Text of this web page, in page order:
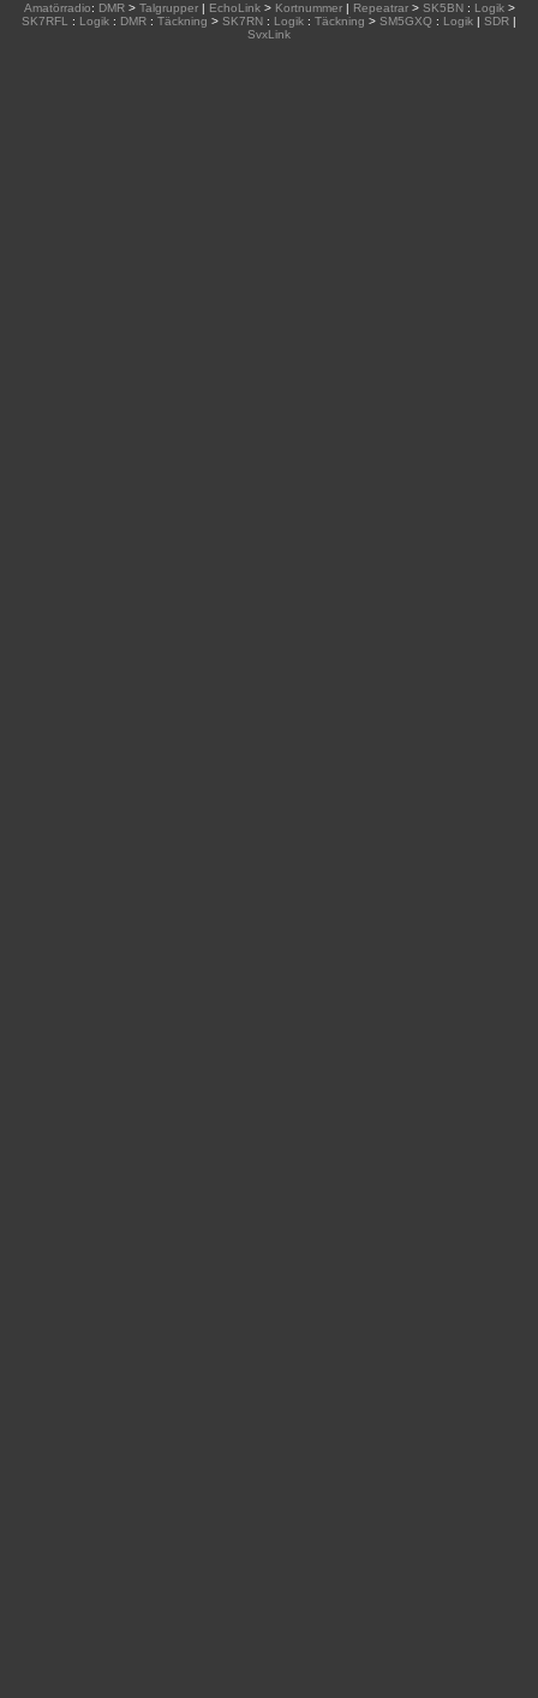
Amatörradio: DMR> Talgrupper| EchoLink> Kortnummer| Repeatrar> SK5BN: Logik>
SK7RFL
: Logik : DMR : Täckning > SK7RN : Logik : Täckning > SM5GXQ : Logik | SDR |
SvxLink